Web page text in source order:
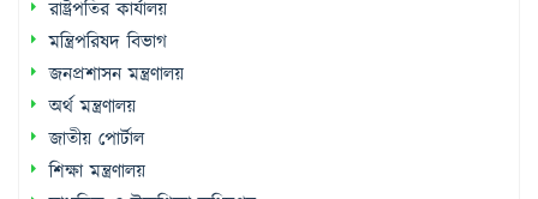
রাষ্ট্রপতির কার্যালয়
মন্ত্রিপরিষদ বিভাগ
জনপ্রশাসন মন্ত্রণালয়
অর্থ মন্ত্রণালয়
জাতীয় পোর্টাল
শিক্ষা মন্ত্রণালয়